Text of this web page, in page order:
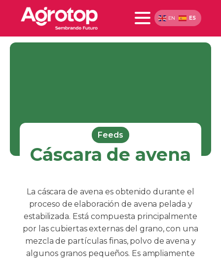
EN ES
Feeds
Cáscara de avena
La cáscara de avena es obtenido durante el
proceso de elaboración de avena pelada y
estabilizada. Está compuesta principalmente
por las cubiertas externas del grano, con una
mezcla de partículas finas, polvo de avena y
algunos granos pequeños. Es ampliamente